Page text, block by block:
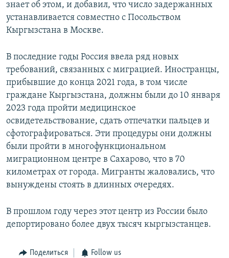
знает об этом, и добавил, что число задержанных
устанавливается совместно с Посольством
Кыргызстана в Москве.
В последние годы Россия ввела ряд новых
требований, связанных с миграцией. Иностранцы,
прибывшие до конца 2021 года, в том числе
граждане Кыргызстана, должны были до 10 января
2023 года пройти медицинское
освидетельствование, сдать отпечатки пальцев и
сфотографироваться. Эти процедуры они должны
были пройти в многофункциональном
миграционном центре в Сахарово, что в 70
километрах от города. Мигранты жаловались, что
вынуждены стоять в длинных очередях.
В прошлом году через этот центр из России было
депортировано более двух тысяч кыргызстанцев.
Поделиться Follow us